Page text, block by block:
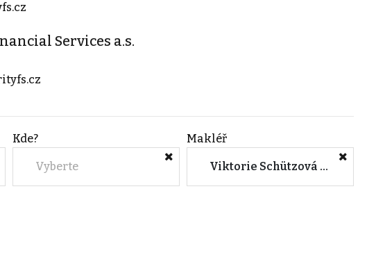
Services a.s.
Kde?
Vyberte
Makléř
Viktorie Schützová (Prosperity Financial Services a.s.)